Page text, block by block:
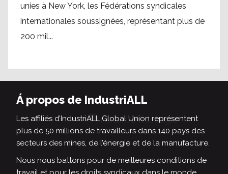
unies à New York, les Fédérations syndicales
internationales soussignées, représentant plus de
200 mil...
Á propos de IndustriALL
Les affiliés d’IndustriALL Global Union représentent
plus de 50 millions de travailleurs dans 140 pays des
secteurs des mines, de l’énergie et de la manufacture.
Nous nous battons pour de meilleures conditions de